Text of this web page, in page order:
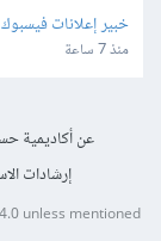
خبير إعلانات
منذ 7 ساعة
عن أكاديمية
إرشادات
unless mentioned